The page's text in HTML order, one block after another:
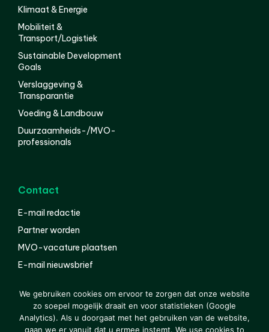
Klimaat & Energie
Mobiliteit &
Transport/Logistiek
Sustainable Development
Goals
Verslaggeving &
Transparantie
Voeding & Landbouw
Duurzaamheids-/MVO-
professionals
Contact
E-mail redactie
Partner worden
MVO-vacature plaatsen
E-mail nieuwsbrief
We gebruiken cookies om ervoor te zorgen dat onze website
zo soepel mogelijk draait en voor statistieken (Google
Analytics). Als u doorgaat met het gebruiken van de website,
gaan we er vanuit dat u ermee instemt. We use cookies to